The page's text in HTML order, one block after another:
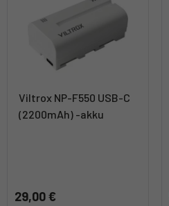
Viltrox NP-F550 USB-C
(2200mAh) -akku
29,00 €